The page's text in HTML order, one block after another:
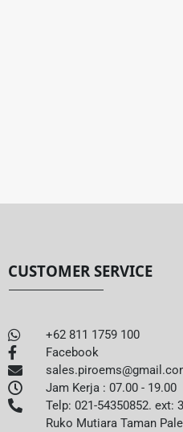
CUSTOMER SERVICE
+62 811 1759 100
Facebook
Jam Kerja : 07.00 - 19.00
Telp: 021-54350852. ext:
Ruko Mutiara Taman